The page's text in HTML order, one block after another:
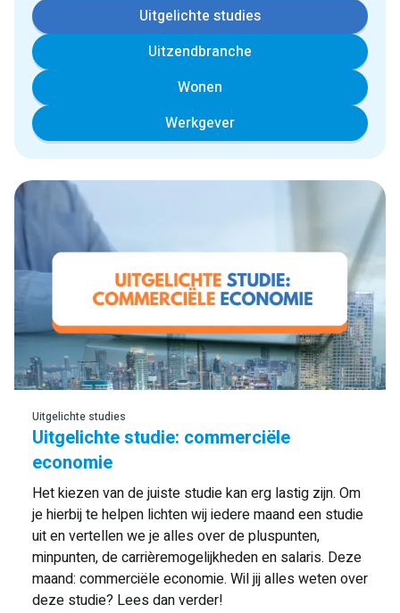
Uitgelichte studies
Uitzendbranche
Wonen
Werkgever
Uitgelichte studies
Uitgelichte studie: commerciële
economie
Het kiezen van de juiste studie kan erg lastig zijn. Om
je hierbij te helpen lichten wij iedere maand een studie
uit en vertellen we je alles over de pluspunten,
minpunten, de carrièremogelijkheden en salaris. Deze
maand: commerciële economie. Wil jij alles weten over
deze studie? Lees dan verder!